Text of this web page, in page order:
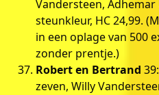
Vandersteen,
steunkleur, HC 24,99.
in een oplage van 500
zonder prentje.)
Robert en Bertrand
zeven, Willy